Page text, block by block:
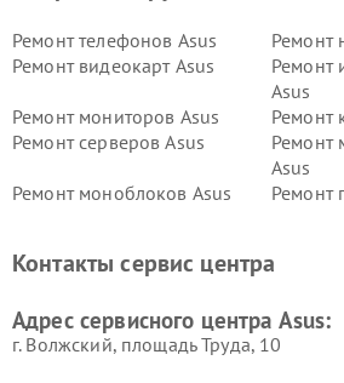
Ремонт телефонов Asus
Ремонт
Ремонт видеокарт Asus
Ремонт
Asus
Ремонт мониторов Asus
Ремонт
Ремонт серверов Asus
Ремонт
Asus
Ремонт моноблоков Asus
Ремонт
Контакты сервис центра
Адрес сервисного центра Asus:
г. Волжский, площадь Труда, 10